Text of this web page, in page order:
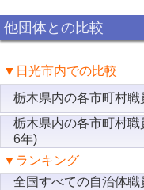
他団体との比較
▼日光市内での比較
栃木県内の各市町村
栃木県内の各市町村
6年)
▼ランキング
全国すべての自治体